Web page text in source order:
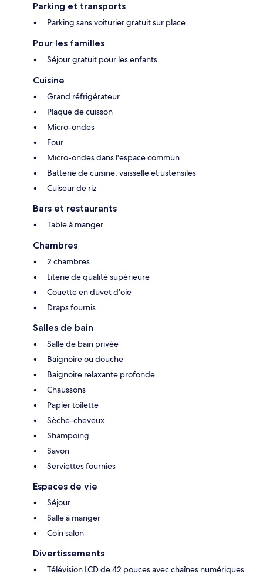
Parking et transports
Parking sans voiturier gratuit sur place
Pour les familles
Séjour gratuit pour les enfants
Cuisine
Grand réfrigérateur
Plaque de cuisson
Micro-ondes
Four
Micro-ondes dans l'espace commun
Batterie de cuisine, vaisselle et ustensiles
Cuiseur de riz
Bars et restaurants
Table à manger
Chambres
2 chambres
Literie de qualité supérieure
Couette en duvet d'oie
Draps fournis
Salles de bain
Salle de bain privée
Baignoire ou douche
Baignoire relaxante profonde
Chaussons
Papier toilette
Sèche-cheveux
Shampoing
Savon
Serviettes fournies
Espaces de vie
Séjour
Salle à manger
Coin salon
Divertissements
Télévision LCD de 42 pouces avec chaînes numériques